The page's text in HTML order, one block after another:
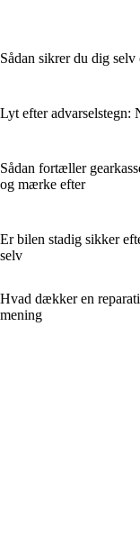
Sådan sikrer du dig
Lyt efter advarselstegn:
Sådan fortæller
og mærke efter
Er bilen stadig sikker
selv
Hvad dækker en
mening